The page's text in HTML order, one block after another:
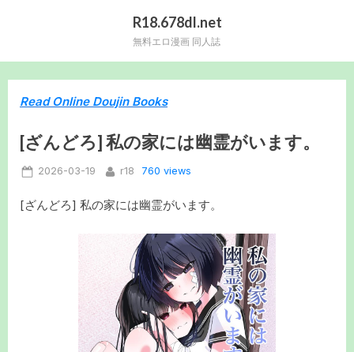
R18.678dl.net
無料エロ漫画 同人誌
Read Online Doujin Books
[ざんどろ] 私の家には幽霊がいます。
Posted
2026-03-19 By
r18 760 views
[ざんどろ] 私の家には幽霊がいます。